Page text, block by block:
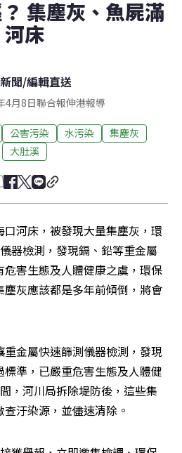
集塵灰、魚屍滿
河床
聞/編輯直送
4月8日聯合報伸港報導
公害污染 水污染
集塵灰
大肚溪
河床，被發現大量集塵灰，環
器檢測，發現鎘、鉛等重金屬
害生態及人體健康之虞，環保
灰應該都是多年前傾倒，將會
金屬快速篩測儀器檢測，發現
準，已嚴重危害生態及人體健
，河川局拆除堤防後，這些集
汙染源，並儘速清除。